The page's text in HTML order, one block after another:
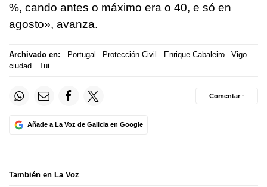
%, cando antes o máximo era o 40, e só en
agosto», avanza.
Archivado en: Portugal Protección Civil Enrique Cabaleiro
Vigo
ciudad
Tui
Añade a La Voz de Galicia en Google
Comentar ·
También en La Voz